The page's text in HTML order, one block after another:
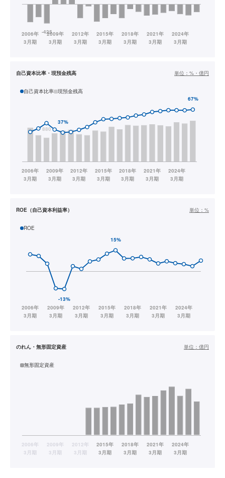
自己資本比率・現預金残高 単位： %・億円
自己資本比率 現預金残高
ROE（自己資本利益率） 単位： %
ROE
のれん・無形固定資産 単位： 億円
無形固定資産